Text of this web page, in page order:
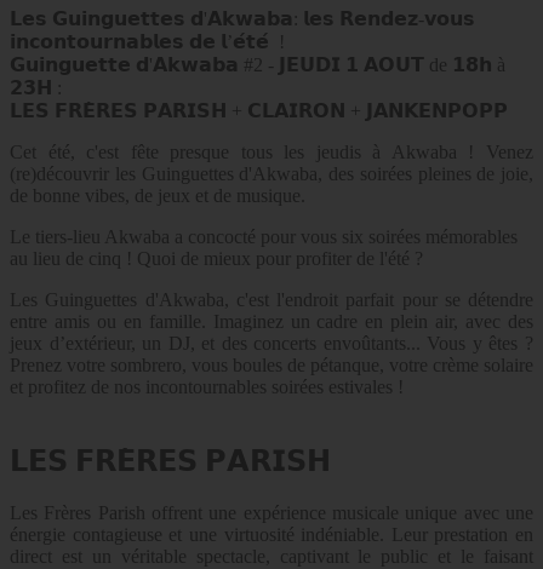
𝗟𝗲𝘀 𝗚𝘂𝗶𝗻𝗴𝘂𝗲𝘁𝘁𝗲𝘀 𝗱'𝗔𝗸𝘄𝗮𝗯𝗮: 𝗹𝗲𝘀 𝗥𝗲𝗻𝗱𝗲𝘇-𝘃𝗼𝘂𝘀
𝗶𝗻𝗰𝗼𝗻𝘁𝗼𝘂𝗿𝗻𝗮𝗯𝗹𝗲𝘀 𝗱𝗲 𝗹’𝗲́𝘁𝗲́ !
𝗚𝘂𝗶𝗻𝗴𝘂𝗲𝘁𝘁𝗲 𝗱'𝗔𝗸𝘄𝗮𝗯𝗮 #2 - 𝗝𝗘𝗨𝗗𝗜 𝟭 𝗔𝗢𝗨𝗧 de 𝟭𝟴𝗵 à
𝟮𝟯𝗛 :
𝗟𝗘𝗦 𝗙𝗥𝗘̀𝗥𝗘𝗦 𝗣𝗔𝗥𝗜𝗦𝗛 + 𝗖𝗟𝗔𝗜𝗥𝗢𝗡 + 𝗝𝗔𝗡𝗞𝗘𝗡𝗣𝗢𝗣𝗣
Cet été, c'est fête presque tous les jeudis à Akwaba ! Venez
(re)découvrir les Guinguettes d'Akwaba, des soirées pleines de joie,
de bonne vibes, de jeux et de musique.
Le tiers-lieu Akwaba a concocté pour vous six soirées mémorables
au lieu de cinq ! Quoi de mieux pour profiter de l'été ?
Les Guinguettes d'Akwaba, c'est l'endroit parfait pour se détendre
entre amis ou en famille. Imaginez un cadre en plein air, avec des
jeux d’extérieur, un DJ, et des concerts envoûtants... Vous y êtes ?
Prenez votre sombrero, vous boules de pétanque, votre crème solaire
et profitez de nos incontournables soirées estivales !
𝗟𝗘𝗦 𝗙𝗥𝗘̀𝗥𝗘𝗦 𝗣𝗔𝗥𝗜𝗦𝗛
Les Frères Parish offrent une expérience musicale unique avec une
énergie contagieuse et une virtuosité indéniable. Leur prestation en
direct est un véritable spectacle, captivant le public et le faisant